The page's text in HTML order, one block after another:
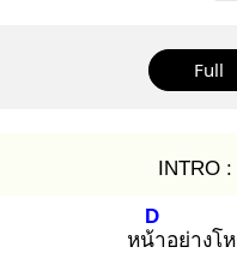
Full
INTRO :
หน้า
D
อย่างโ